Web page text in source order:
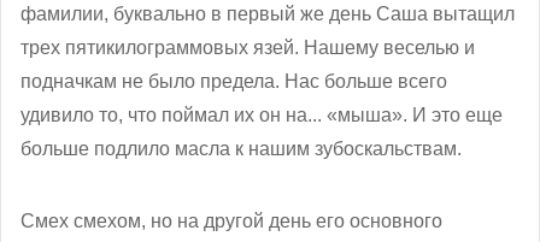
фамилии, буквально в первый же день Саша вытащил
трех пятикилограммовых язей. Нашему веселью и
подначкам не было предела. Нас больше всего
удивило то, что поймал их он на... «мыша». И это еще
больше подлило масла к нашим зубоскальствам.
Смех смехом, но на другой день его основного